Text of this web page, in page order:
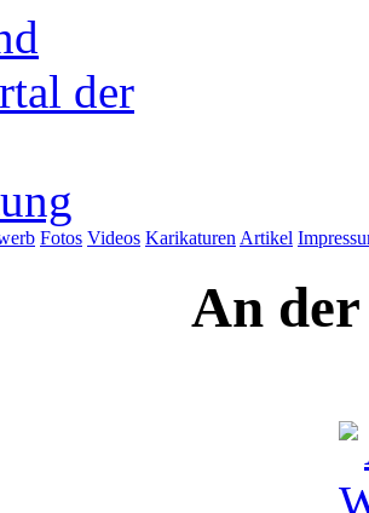
Fotos Videos Karikaturen Artikel
An